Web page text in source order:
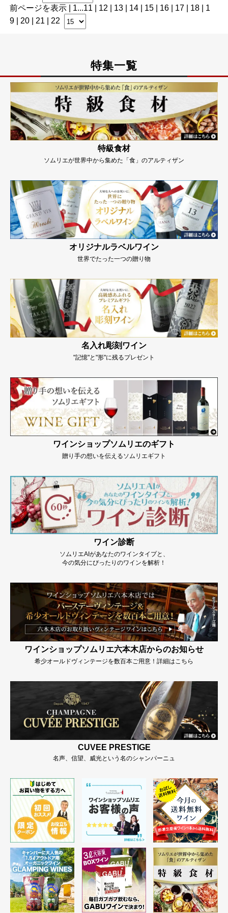
前ページを表示| 1...11 12 13| 14| 15| 16| 17| 18| 1
9| 20| 21 | 22
特集一覧
特級食材
ソムリエが世界中から集めた「食」のアルティザン
オリジナルラベルワイン
世界でたった一つの贈り物
名入れ彫刻ワイン
"記憶"と"形"に残るプレゼント
ワインショップソムリエのギフト
贈り手の想いを伝えるソムリエギフト
ワイン診断
ソムリエAIがあなたのワインタイプと、
今の気分にぴったりのワインを解析！
ワインショップソムリエ六本木店からのお知らせ
希少オールドヴィンテージを数百本ご用意！詳細はこちら
CUVEE PRESTIGE
名声、信望、威光という名のシャンパーニュ